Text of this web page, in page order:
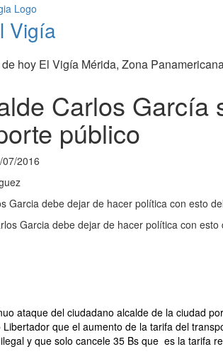
Vigía
hoy El Vigía Mérida, Zona
Carlos García
público
07/2016
Garcia debe dejar de hacer política con esto
Garcia debe dejar de hacer política con
ataque del ciudadano alcalde de la ciudad
Libertador que el aumento de la tarifa del
y que solo cancele 35 Bs que es la tarifa